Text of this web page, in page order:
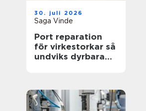
30. juli 2026
Saga Vinde
Port reparation
för virkestorkar så
undviks dyrbara